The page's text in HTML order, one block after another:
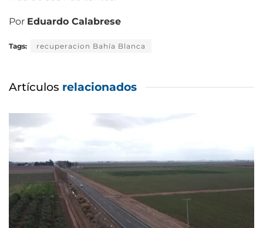
Por Eduardo Calabrese
Tags: recuperacion Bahía Blanca
Artículos relacionados